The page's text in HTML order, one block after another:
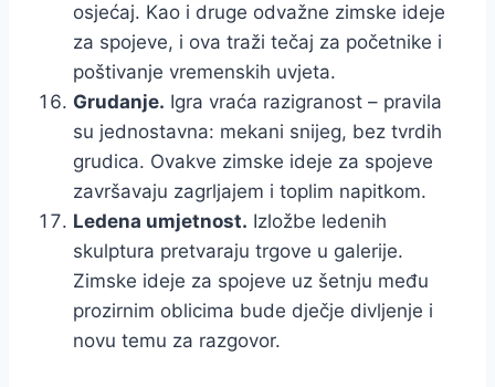
osjećaj. Kao i druge odvažne zimske ideje
za spojeve, i ova traži tečaj za početnike i
poštivanje vremenskih uvjeta.
Grudanje. Igra vraća razigranost – pravila
su jednostavna: mekani snijeg, bez tvrdih
grudica. Ovakve zimske ideje za spojeve
završavaju zagrljajem i toplim napitkom.
Ledena umjetnost. Izložbe ledenih
skulptura pretvaraju trgove u galerije.
Zimske ideje za spojeve uz šetnju među
prozirnim oblicima bude dječje divljenje i
novu temu za razgovor.